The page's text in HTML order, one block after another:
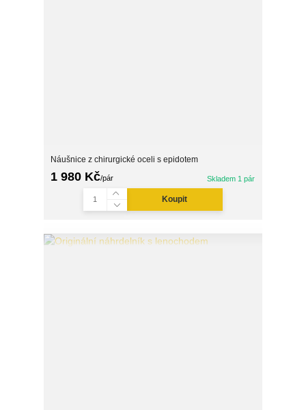
Náušnice z chirurgické oceli s epidotem
1 980 Kč/pár Skladem 1 pár
Koupit